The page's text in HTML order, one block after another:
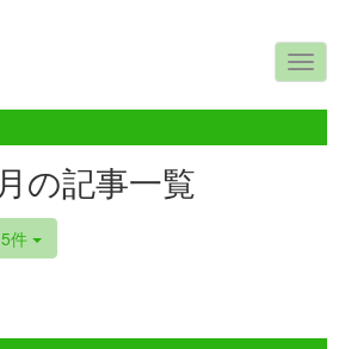
の記事一覧
5件